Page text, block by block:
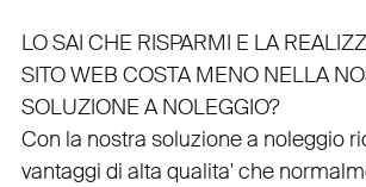
LO SAI CHE RISPARMI E LA
SITO WEB COSTA MENO NELLA
SOLUZIONE A NOLEGGIO?
Con la nostra soluzione a noleggio
vantaggi di alta qualita' che